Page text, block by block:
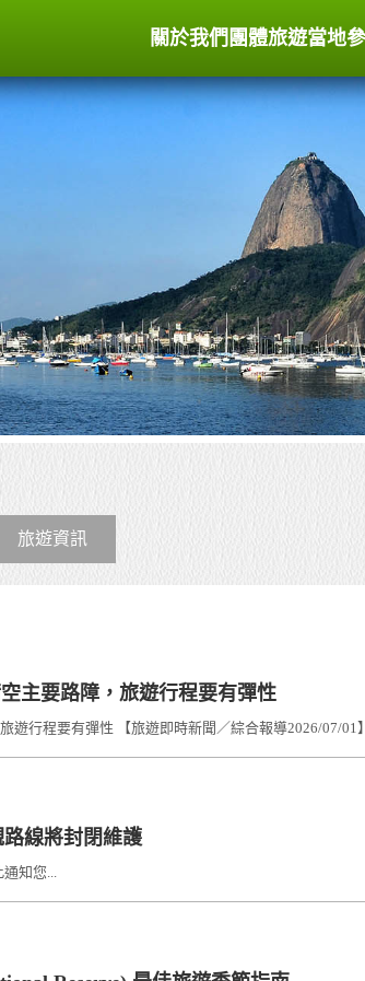
關於我們 團體旅遊當地
旅遊資訊
主要路障，旅遊行程要有彈性
遊行程要有彈性 【旅遊即時新聞／綜合報導2026/07/
線將封閉維護
知您...